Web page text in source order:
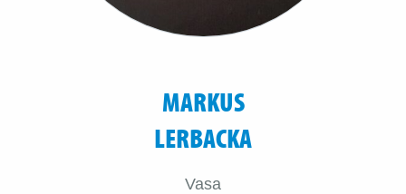
MARKUS
LERBACKA
Vasa